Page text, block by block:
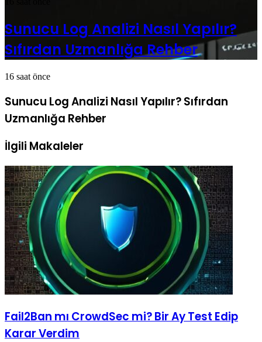
Sunucu Log Analizi Nasıl Yapılır?
Sıfırdan Uzmanlığa Rehber
16 saat önce
Sunucu Log Analizi Nasıl Yapılır? Sıfırdan
Uzmanlığa Rehber
İlgili Makaleler
Fail2Ban mı CrowdSec mi? Bir Ay Test Edip
Karar Verdim